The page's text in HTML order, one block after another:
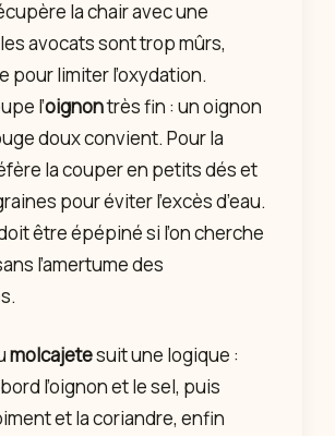
la chair avec une
avocats sont trop mûrs,
pour limiter l’oxydation.
l’oignontrès fin : un oignon
doux convient. Pour la
la couper en petits dés et
pour éviter l’excès d’eau.
être épépiné si l’on cherche
l’amertume des
molcajetesuit une logique :
l’oignon et le sel, puis
et la coriandre, enfin